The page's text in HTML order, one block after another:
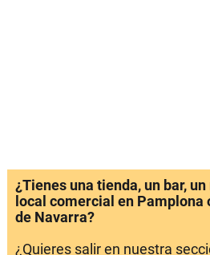
¿Tienes una tienda, un bar,
local comercial en Pamplona
de Navarra?
¿Quieres salir en nuestra